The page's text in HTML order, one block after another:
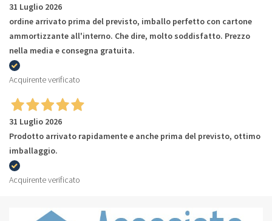
31 Luglio 2026
ordine arrivato prima del previsto, imballo perfetto con cartone
ammortizzante all'interno. Che dire, molto soddisfatto. Prezzo
nella media e consegna gratuita.
Acquirente verificato
31 Luglio 2026
Prodotto arrivato rapidamente e anche prima del previsto, ottimo
imballaggio.
Acquirente verificato